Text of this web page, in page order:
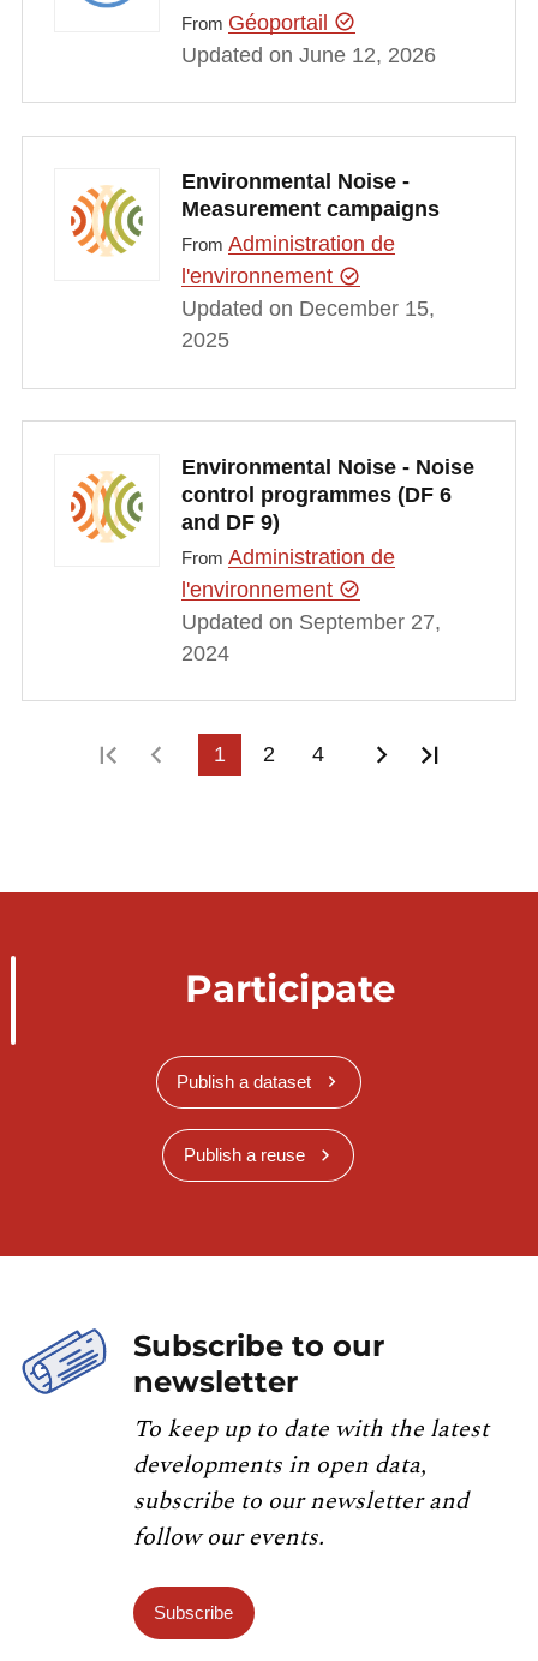
From Géoportail
Updated on June 12, 2026
Environmental Noise -
Measurement campaigns
From Administration de
l'environnement
Updated on December 15,
2025
Environmental Noise - Noise
control programmes (DF 6
and DF 9)
From Administration de
l'environnement
Updated on September 27,
2024
First pagePrevious page
1 2 4 Next page
Participate
Publish a dataset
Publish a reuse
Subscribe to our
newsletter
To keep up to date with the latest
developments in open data,
subscribe to our newsletter and
follow our events.
Subscribe